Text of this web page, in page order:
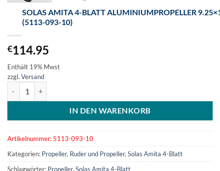
SOLAS AMITA 4-BLATT ALUMINIUMPROPELLER
(5113-093-10)
€114.95
Enthält 19% Mwst
zzgl. Versand
IN DEN WARENKORB
Artikelnummer: 5113-093-10
Kategorien: Propeller, Ruder und Propeller, Solas Amita 4-Blatt
Schlagwörter: Propeller, Solas Amita 4-Blatt